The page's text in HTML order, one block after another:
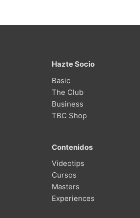
Hazte Socio
Basic
The Club
Business
TBC Shop
Contenidos
Videotips
Cursos
Masters
Experiences